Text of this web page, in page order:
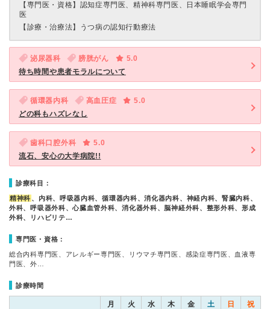
【専門医・資格】 認知症専門医、精神科専門医、日本睡眠学会専門
医
【診療・治療法】
うつ病の認知行動療法
泌尿器科 膀胱がん
5.0
待ち時間や患者モラルについて
循環器内科 高血圧症
5.0
どの科もハズレなし
歯科口腔外科
5.0
流石、安心の大学病院!!
診療科目：
精神科 、内科、呼吸器内科、循環器内科、消化器内科、神経内科、腎臓内科、
外科、呼吸器外科、心臓血管外科、消化器外科、脳神経外科、整形外科、形成
外科、リハビリテ…
専門医・資格：
総合内科専門医、アレルギー専門医、リウマチ専門医、感染症専門医、血液専
門医、外…
診療時間
月 火 水 木 金 土 日 祝